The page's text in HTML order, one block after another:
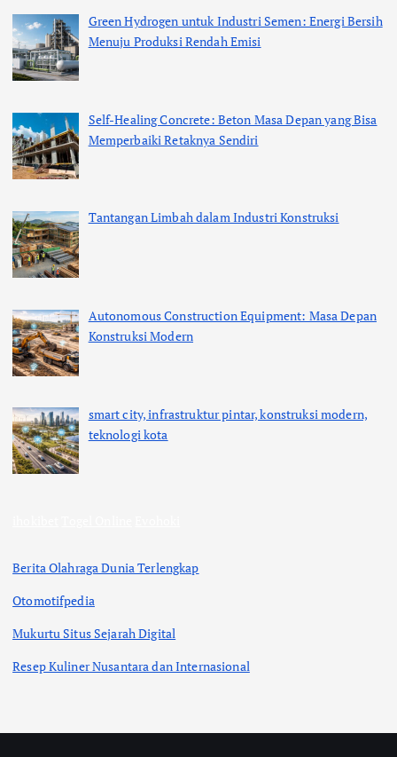
Green Hydrogen untuk Industri Semen: Energi Bersih
Menuju Produksi Rendah Emisi
Self-Healing Concrete: Beton Masa Depan yang Bisa
Memperbaiki Retaknya Sendiri
Tantangan Limbah dalam Industri Konstruksi
Autonomous Construction Equipment: Masa Depan
Konstruksi Modern
smart city, infrastruktur pintar, konstruksi modern,
teknologi kota
Berita Olahraga Dunia Terlengkap
Otomotifpedia
Mukurtu Situs Sejarah Digital
Resep Kuliner Nusantara dan Internasional